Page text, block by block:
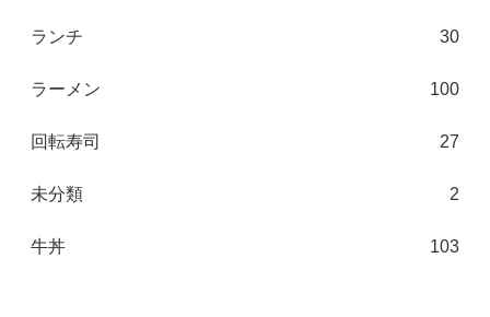
ランチ 30
ラーメン 100
回転寿司 27
未分類 2
牛丼 103